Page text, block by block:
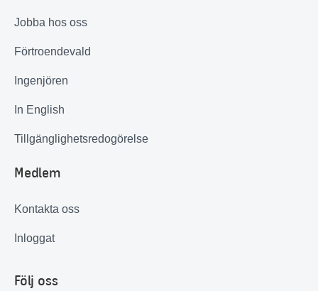
Jobba hos oss
Förtroendevald
Ingenjören
In English
Tillgänglighetsredogörelse
Medlem
Kontakta oss
Inloggat
Följ oss